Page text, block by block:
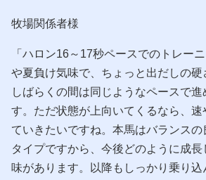
牧場関係者様
「ハロン16～17秒ペースでのトレー
や夏負け気味で、ちょっと出だしの硬
しばらくの間は同じようなペースで
す。ただ状態が上向いてくるなら、
ていきたいですね。本馬はバランス
タイプですから、今後どのように成
味があります。以降もしっかり乗り